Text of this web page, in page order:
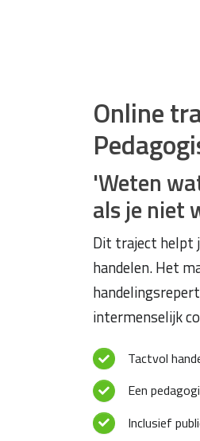
Online
'Weten
als je niet
Dit traject helpt
handelen. Het
intermenselijk
Tactvol
Een
Inclusief